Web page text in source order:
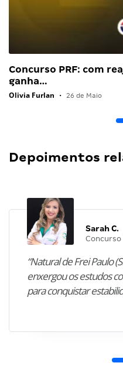
Concurso PRF: com
ganha…
Olivia Furlan • 26 de Maio
Depoimentos
Sarah C.
“Natural de Frei Paulo
enxergou os estudos
para conquistar